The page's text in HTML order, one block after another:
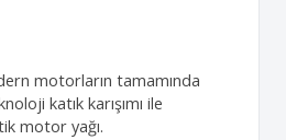
motorların tamamında
katık karışımı ile
motor yağı.